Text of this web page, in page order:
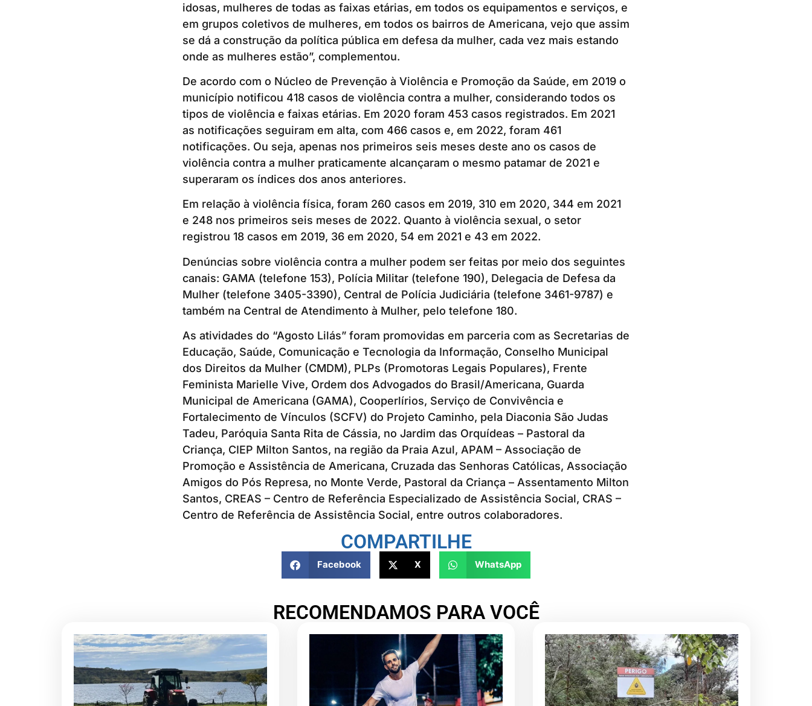
idosas, mulheres de todas as faixas etárias, em todos os equipamentos e serviços, e
em grupos coletivos de mulheres, em todos os bairros de Americana, vejo que assim
se dá a construção da política pública em defesa da mulher, cada vez mais estando
onde as mulheres estão”, complementou.
De acordo com o Núcleo de Prevenção à Violência e Promoção da Saúde, em 2019 o
município notificou 418 casos de violência contra a mulher, considerando todos os
tipos de violência e faixas etárias. Em 2020 foram 453 casos registrados. Em 2021
as notificações seguiram em alta, com 466 casos e, em 2022, foram 461
notificações. Ou seja, apenas nos primeiros seis meses deste ano os casos de
violência contra a mulher praticamente alcançaram o mesmo patamar de 2021 e
superaram os índices dos anos anteriores.
Em relação à violência física, foram 260 casos em 2019, 310 em 2020, 344 em 2021
e 248 nos primeiros seis meses de 2022. Quanto à violência sexual, o setor
registrou 18 casos em 2019, 36 em 2020, 54 em 2021 e 43 em 2022.
Denúncias sobre violência contra a mulher podem ser feitas por meio dos seguintes
canais: GAMA (telefone 153), Polícia Militar (telefone 190), Delegacia de Defesa da
Mulher (telefone 3405-3390), Central de Polícia Judiciária (telefone 3461-9787) e
também na Central de Atendimento à Mulher, pelo telefone 180.
As atividades do “Agosto Lilás” foram promovidas em parceria com as Secretarias de
Educação, Saúde, Comunicação e Tecnologia da Informação, Conselho Municipal
dos Direitos da Mulher (CMDM), PLPs (Promotoras Legais Populares), Frente
Feminista Marielle Vive, Ordem dos Advogados do Brasil/Americana, Guarda
Municipal de Americana (GAMA), Cooperlírios, Serviço de Convivência e
Fortalecimento de Vínculos (SCFV) do Projeto Caminho, pela Diaconia São Judas
Tadeu, Paróquia Santa Rita de Cássia, no Jardim das Orquídeas – Pastoral da
Criança, CIEP Milton Santos, na região da Praia Azul, APAM – Associação de
Promoção e Assistência de Americana, Cruzada das Senhoras Católicas, Associação
Amigos do Pós Represa, no Monte Verde, Pastoral da Criança – Assentamento Milton
Santos, CREAS – Centro de Referência Especializado de Assistência Social, CRAS –
Centro de Referência de Assistência Social, entre outros colaboradores.
COMPARTILHE
Facebook X WhatsApp
RECOMENDAMOS PARA VOCÊ